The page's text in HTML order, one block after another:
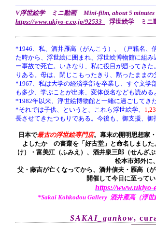
V浮世絵学 ミニ動画 Mini-film, about 5 minutes
https://www.ukiyo-e.co.jp/92533
浮世絵学 ミ
*1946、 私、酒井雁高（がんこう）、（戸籍名、
た時から、浮世絵に囲まれ、浮世絵博物館に組
ー事故で死亡。いきなり、私に役目が廻ってき
りある。母は、閉じこもったきり、黙ったまま
*1967、私は大学の経済学部を卒業し、すぐ文学
も多少、学ぶことが出来、変体仮名なども読める
*1982年以来、浮世絵博物館と一緒に過ごしてき
*それでは子供、というと、これら浮世絵学、
長させてきたつもりである。今後も、御支援、
日本で最古の浮世絵専門店。幕末の開明思想家・
よしたか の書齋を「好古堂」と命名しました
け）・富美江（ふみえ）、酒井泉三郎（せんざ
松本市郊外に
父・藤吉が亡くなってから、酒井信夫・雁高（
開催して今日に至って
https://www.ukiyo-
*Sakai Kohkodou Gallery 酒井雁高（浮
SAKAI_gankow,